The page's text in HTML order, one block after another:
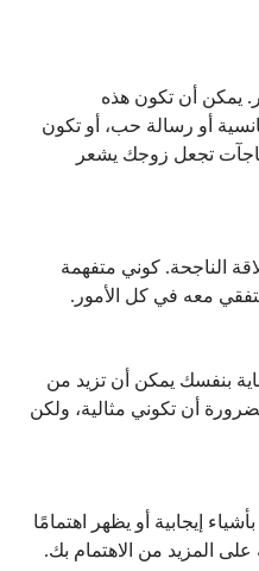
يمكن أن تكون هذه
أو رسالة حب، أو تكون
تجعل زوجك يشعر
الناجحة. كوني متفهمة
معه في كل الأمور.
بنفسك يمكن أن تزيد من
أن تكوني مثالية، ولكن
إيجابية أو يظهر اهتمامًا
المزيد من الاهتمام بك.